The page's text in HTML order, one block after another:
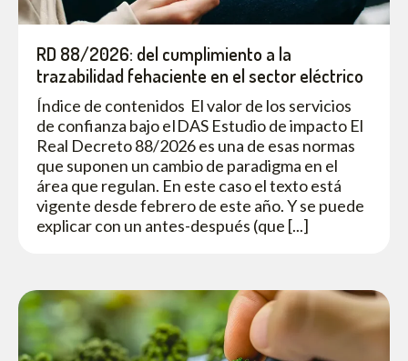
RD 88/2026: del cumplimiento a la
trazabilidad fehaciente en el sector eléctrico
Índice de contenidos El valor de los servicios
de confianza bajo eIDAS Estudio de impacto El
Real Decreto 88/2026 es una de esas normas
que suponen un cambio de paradigma en el
área que regulan. En este caso el texto está
vigente desde febrero de este año. Y se puede
explicar con un antes-después (que [...]